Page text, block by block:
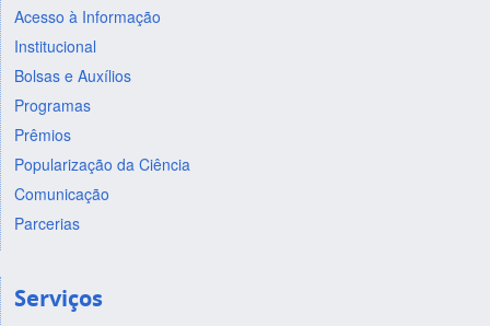
Acesso à Informação
Institucional
Bolsas e Auxílios
Programas
Prêmios
Popularização da Ciência
Comunicação
Parcerias
Serviços